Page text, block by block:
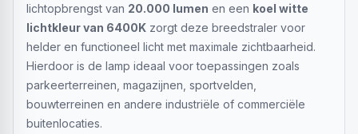
lichtopbrengst van 20.000 lumen en een koel witte
lichtkleur van 6400K zorgt deze breedstraler voor
helder en functioneel licht met maximale zichtbaarheid.
Hierdoor is de lamp ideaal voor toepassingen zoals
parkeerterreinen, magazijnen, sportvelden,
bouwterreinen en andere industriële of commerciële
buitenlocaties.